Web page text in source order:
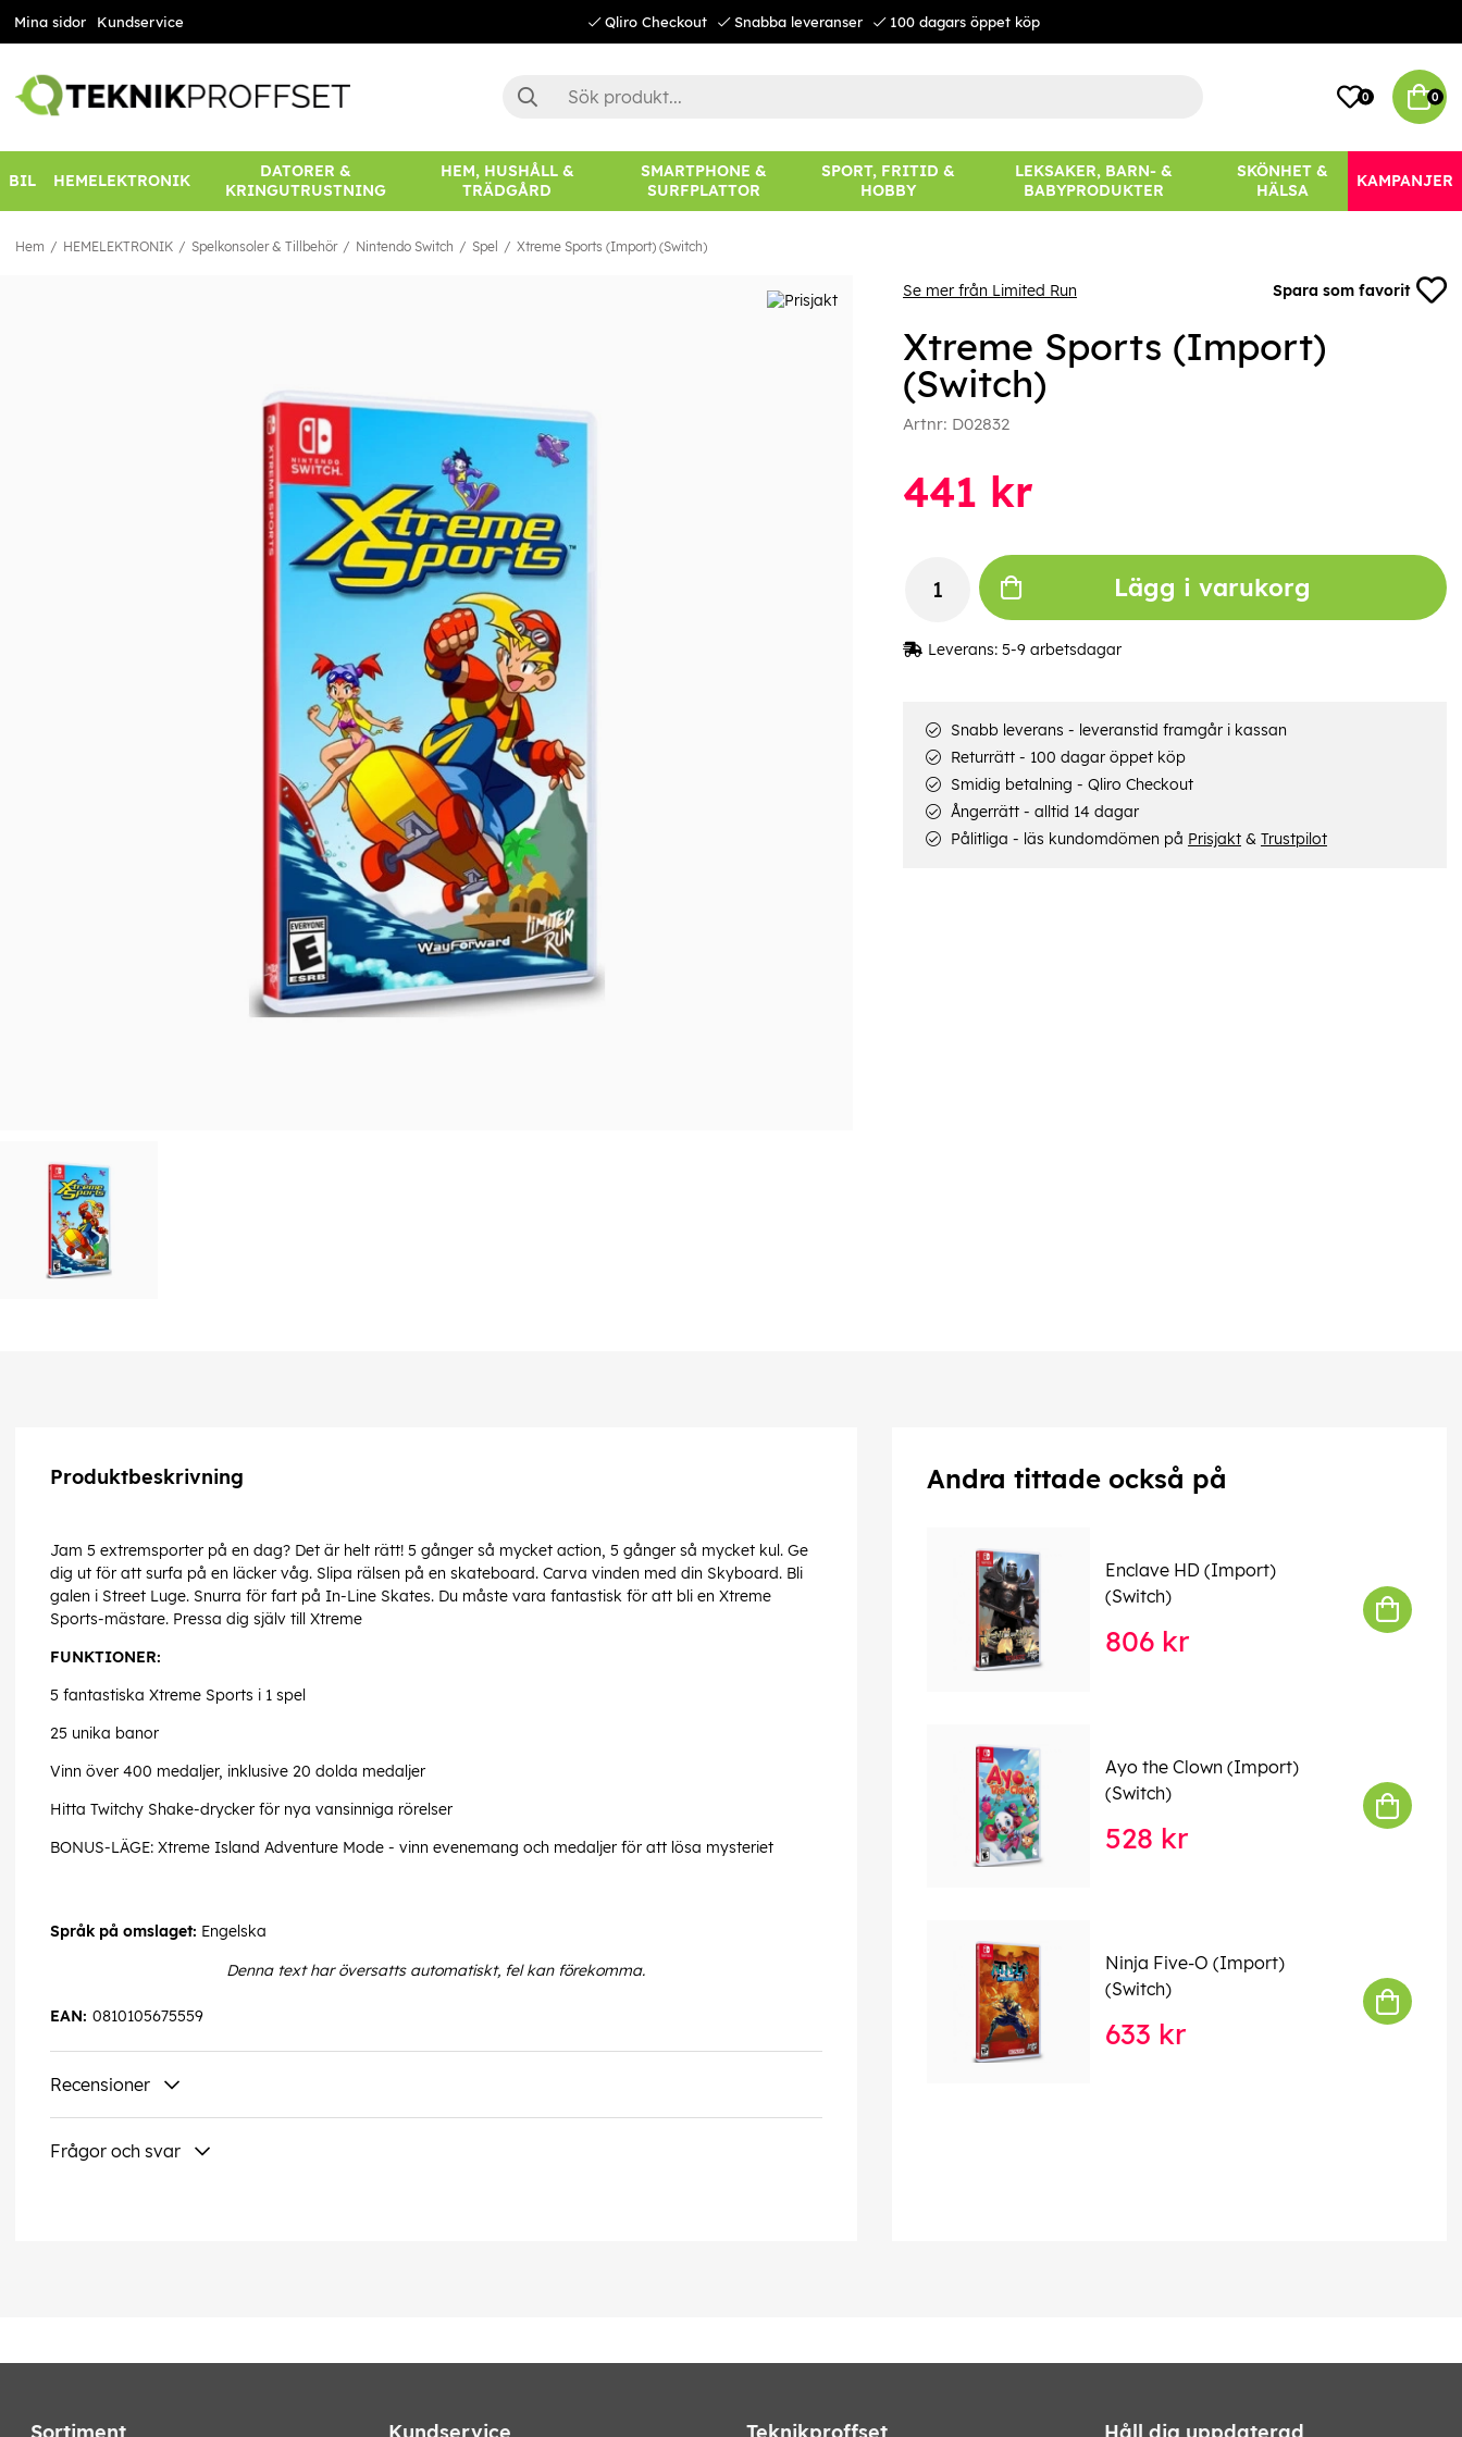
Mina sidor Kundservice Qliro Checkout Snabba leveranser 100 dagars öppet köp
0 0
BIL HEMELEKTRONIK
DATORER &
KRINGUTRUSTNING
HEM, HUSHÅLL &
TRÄDGÅRD
SMARTPHONE &
SURFPLATTOR
SPORT, FRITID &
HOBBY
LEKSAKER, BARN- &
BABYPRODUKTER
SKÖNHET &
HÄLSA
KAMPANJER
Hem HEMELEKTRONIK Spelkonsoler & Tillbehör Nintendo Switch Spel Xtreme Sports (Import) (Switch)
Se mer från Limited Run Spara som favorit
Xtreme Sports (Import)
(Switch)
Artnr: D02832
441 kr
Lägg i varukorg
Leverans: 5-9 arbetsdagar
Snabb leverans - leveranstid framgår i kassan
Returrätt - 100 dagar öppet köp
Smidig betalning - Qliro Checkout
Ångerrätt - alltid 14 dagar
Pålitliga - läs kundomdömen på Prisjakt& Trustpilot
Produktbeskrivning
Jam 5 extremsporter på en dag? Det är helt rätt! 5 gånger så mycket action, 5 gånger så mycket kul. Ge
dig ut för att surfa på en läcker våg. Slipa rälsen på en skateboard. Carva vinden med din Skyboard. Bli
galen i Street Luge. Snurra för fart på In-Line Skates. Du måste vara fantastisk för att bli en Xtreme
Sports-mästare. Pressa dig själv till Xtreme
FUNKTIONER:
5 fantastiska Xtreme Sports i 1 spel
25 unika banor
Vinn över 400 medaljer, inklusive 20 dolda medaljer
Hitta Twitchy Shake-drycker för nya vansinniga rörelser
BONUS-LÄGE: Xtreme Island Adventure Mode - vinn evenemang och medaljer för att lösa mysteriet
Språk på omslaget: Engelska
Denna text har översatts automatiskt, fel kan förekomma.
0810105675559
EAN:
Recensioner
Frågor och svar
Andra tittade också på
Enclave HD (Import)
(Switch)
806 kr
Ayo the Clown (Import)
(Switch)
528 kr
Ninja Five-O (Import)
(Switch)
633 kr